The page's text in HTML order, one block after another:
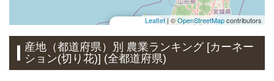
×
×
Leaflet | ©OpenStreetMapcontributors
産地（都道府県）別 農業ランキング [カーネー
ション(切り花)] (全都道府県)